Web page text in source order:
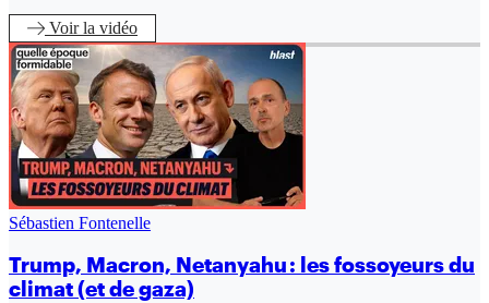
Voirla vidéo
Sébastien Fontenelle
Trump, Macron, Netanyahu : les fossoyeurs du
climat (et de gaza)